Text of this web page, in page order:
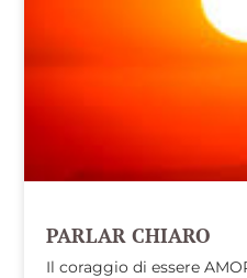
PARLAR CHIARO
Il coraggio di essere